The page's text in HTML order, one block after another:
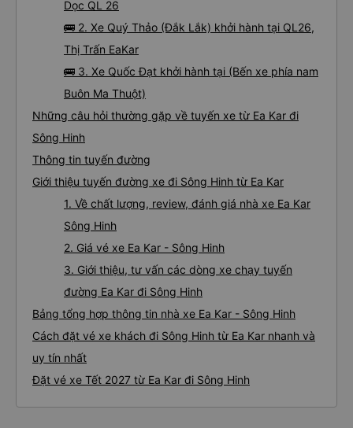
Dọc QL 26
🚌 2. Xe Quý Thảo (Đắk Lắk) khởi hành tại QL26,
Thị Trấn EaKar
🚌 3. Xe Quốc Đạt khởi hành tại (Bến xe phía nam
Buôn Ma Thuột)
Những câu hỏi thường gặp về tuyến xe từ Ea Kar đi
Sông Hinh
Thông tin tuyến đường
Giới thiệu tuyến đường xe đi Sông Hinh từ Ea Kar
1. Về chất lượng, review, đánh giá nhà xe Ea Kar
Sông Hinh
2. Giá vé xe Ea Kar - Sông Hinh
3. Giới thiệu, tư vấn các dòng xe chạy tuyến
đường Ea Kar đi Sông Hinh
Bảng tổng hợp thông tin nhà xe Ea Kar - Sông Hinh
Cách đặt vé xe khách đi Sông Hinh từ Ea Kar nhanh và
uy tín nhất
Đặt vé xe Tết 2027 từ Ea Kar đi Sông Hinh